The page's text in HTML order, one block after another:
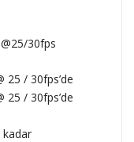
30fps
25 / 30fps’de
25 / 30fps’de
kadar